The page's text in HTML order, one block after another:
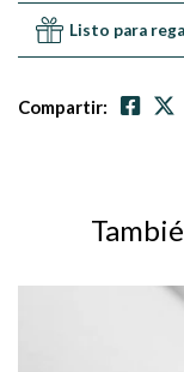
Listo para
Compartir: